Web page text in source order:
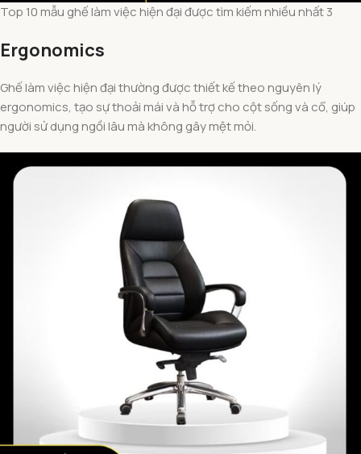
Top 10 mẫu ghế làm việc hiện đại được tìm kiếm nhiều nhất 3
Ergonomics
Ghế làm việc hiện đại thường được thiết kế theo nguyên lý
ergonomics, tạo sự thoải mái và hỗ trợ cho cột sống và cổ, giúp
người sử dụng ngồi lâu mà không gây mệt mỏi.